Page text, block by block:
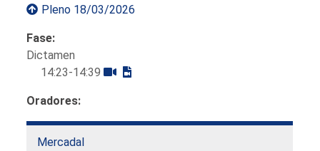
Pleno 18/03/2026
Fase:
Dictamen
14:23-14:39
Oradores:
Mercadal